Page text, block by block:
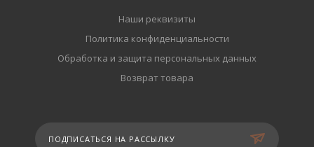
Наши реквизиты
Политика конфиденциальности
Обработка и защита персональных данных
Возврат товара
ПОДПИСАТЬСЯ НА РАССЫЛКУ